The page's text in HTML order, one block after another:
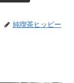
純喫茶ヒッピー